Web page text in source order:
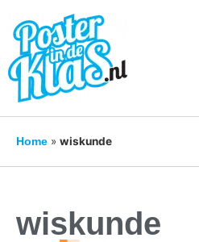
Home » wiskunde
wiskunde